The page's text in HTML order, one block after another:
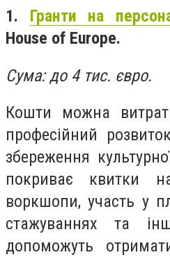
1. Гранти на
House of Europe.
Сума: до 4 тис. євро.
Кошти можна
професійний
збереження
покриває квитки
воркшопи, участь у
стажуваннях та
допоможуть